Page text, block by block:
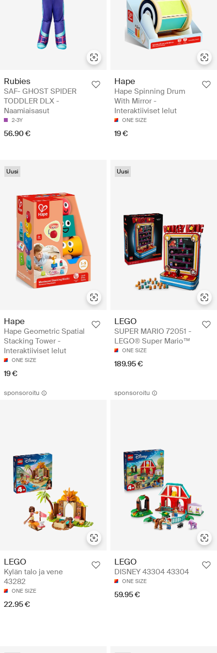
Rubies
SAF- GHOST SPIDER
TODDLER DLX -
Naamiaisasut
2-3Y
56.90 €
Hape
Hape Spinning Drum
With Mirror -
Interaktiiviset lelut
ONE SIZE
19 €
Uusi
Hape
Hape Geometric Spatial
Stacking Tower -
Interaktiiviset lelut
ONE SIZE
19 €
Uusi
LEGO
SUPER MARIO 72051 -
LEGO® Super Mario™
ONE SIZE
189.95 €
sponsoroitu
LEGO
Kylän talo ja vene
43282
ONE SIZE
22.95 €
sponsoroitu
LEGO
DISNEY 43304 43304
ONE SIZE
59.95 €